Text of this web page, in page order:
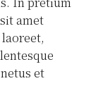
amet
et